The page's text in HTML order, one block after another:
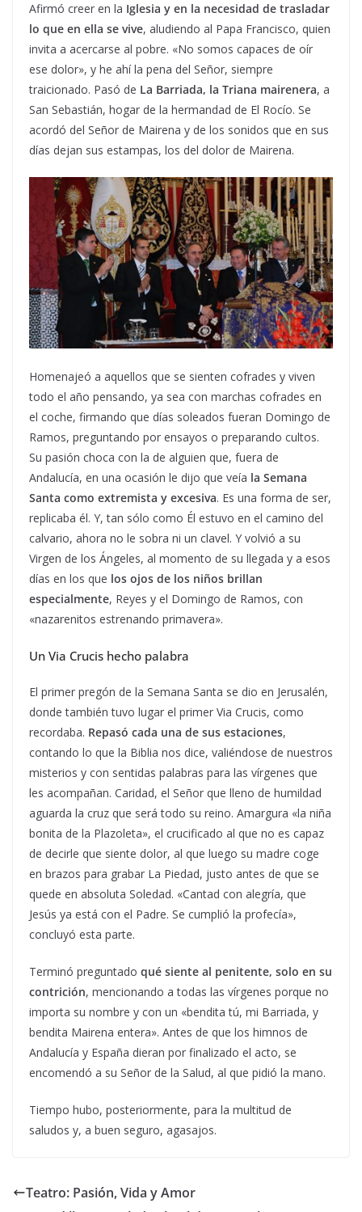
Afirmó creer en la Iglesia y en la necesidad de trasladar
lo que en ella se vive, aludiendo al Papa Francisco, quien
invita a acercarse al pobre. «No somos capaces de oír
ese dolor», y he ahí la pena del Señor, siempre
traicionado. Pasó de La Barriada, la Triana mairenera, a
San Sebastián, hogar de la hermandad de El Rocío. Se
acordó del Señor de Mairena y de los sonidos que en sus
días dejan sus estampas, los del dolor de Mairena.
Homenajeó a aquellos que se sienten cofrades y viven
todo el año pensando, ya sea con marchas cofrades en
el coche, firmando que días soleados fueran Domingo de
Ramos, preguntando por ensayos o preparando cultos.
Su pasión choca con la de alguien que, fuera de
Andalucía, en una ocasión le dijo que veía la Semana
Santa como extremista y excesiva. Es una forma de ser,
replicaba él. Y, tan sólo como Él estuvo en el camino del
calvario, ahora no le sobra ni un clavel. Y volvió a su
Virgen de los Ángeles, al momento de su llegada y a esos
días en los que los ojos de los niños brillan
especialmente, Reyes y el Domingo de Ramos, con
«nazarenitos estrenando primavera».
Un Via Crucis hecho palabra
El primer pregón de la Semana Santa se dio en Jerusalén,
donde también tuvo lugar el primer Via Crucis, como
recordaba. Repasó cada una de sus estaciones,
contando lo que la Biblia nos dice, valiéndose de nuestros
misterios y con sentidas palabras para las vírgenes que
les acompañan. Caridad, el Señor que lleno de humildad
aguarda la cruz que será todo su reino. Amargura «la niña
bonita de la Plazoleta», el crucificado al que no es capaz
de decirle que siente dolor, al que luego su madre coge
en brazos para grabar La Piedad, justo antes de que se
quede en absoluta Soledad. «Cantad con alegría, que
Jesús ya está con el Padre. Se cumplió la profecía»,
concluyó esta parte.
Terminó preguntado qué siente al penitente, solo en su
contrición, mencionando a todas las vírgenes porque no
importa su nombre y con un «bendita tú, mi Barriada, y
bendita Mairena entera». Antes de que los himnos de
Andalucía y España dieran por finalizado el acto, se
encomendó a su Señor de la Salud, al que pidió la mano.
Tiempo hubo, posteriormente, para la multitud de
saludos y, a buen seguro, agasajos.
Teatro: Pasión, Vida y Amor